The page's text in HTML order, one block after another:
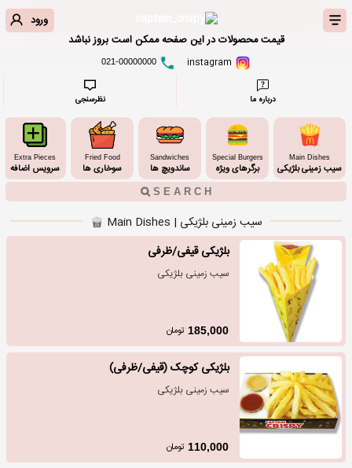
ورود
قیمت محصولات در این صفحه ممکن است بروز نباشد
021-00000000
درباره ما نظرسنجی
Main Dishes
سیب زمینی بلژیکی
Special Burgers
برگرهای ویژه
Sandwiches
ساندویچ ها
Fried Food
سوخاری ها
Extra Pieces
سرویس اضافه
سیب زمینی بلژیکی | Main Dishes
بلژیکی قیفی/ظرفی
سیب زمینی بلژیکی
185,000 تومان
بلژیکی کوچک (قیفی/ظرفی)
سیب زمینی بلژیکی
110,000 تومان